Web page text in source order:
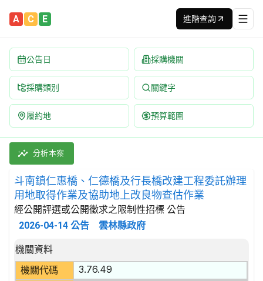
A C E 進階查詢
公告日 採購機關
採購類別 關鍵字
履約地 預算範圍
斗南鎮仁惠橋、仁德橋及行長橋改建工程委託辦理用地取得
採購類別：勞務類 不動產服務 | 招標方式：經公開評選或
分析本案
斗南鎮仁惠橋、仁德橋及行長橋改建工程委託辦理
用地取得作業及協助地上改良物查估作業
經公開評選或公開徵求之限制性招標 公告
2026-04-14 公告 雲林縣政府
招標公告詳細內容
機關資料
機關代碼
3.76.49